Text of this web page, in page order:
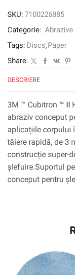
SKU: 7100226885
Categorie: Abrazive
Tags: Discs,Paper
Share:
DESCRIERE
3M ™ Cubitron ™ II
abraziv conceput
aplicațiile corpului
tăiere rapidă, de 3
construcție super-
șlefuire.Suportul
conceput pentru